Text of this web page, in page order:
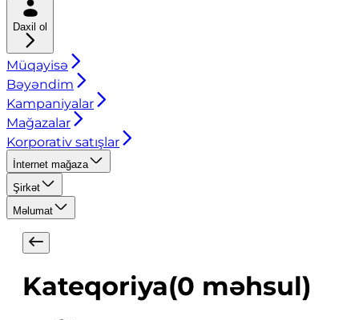
Daxil ol
Müqayisə
Bəyəndim
Kampaniyalar
Mağazalar
Korporativ satışlar
İnternet mağaza
Şirkət
Məlumat
Kateqoriya(0 məhsul)